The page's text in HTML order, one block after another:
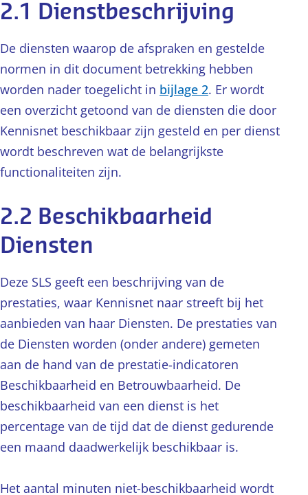
2.1 Dienstbeschrijving
De diensten waarop de afspraken en gestelde
normen in dit document betrekking hebben
worden nader toegelicht in bijlage 2. Er wordt
een overzicht getoond van de diensten die door
Kennisnet beschikbaar zijn gesteld en per dienst
wordt beschreven wat de belangrijkste
functionaliteiten zijn.
2.2 Beschikbaarheid
Diensten
Deze SLS geeft een beschrijving van de
prestaties, waar Kennisnet naar streeft bij het
aanbieden van haar Diensten. De prestaties van
de Diensten worden (onder andere) gemeten
aan de hand van de prestatie-indicatoren
Beschikbaarheid en Betrouwbaarheid. De
beschikbaarheid van een dienst is het
percentage van de tijd dat de dienst gedurende
een maand daadwerkelijk beschikbaar is.
Het aantal minuten niet-beschikbaarheid wordt